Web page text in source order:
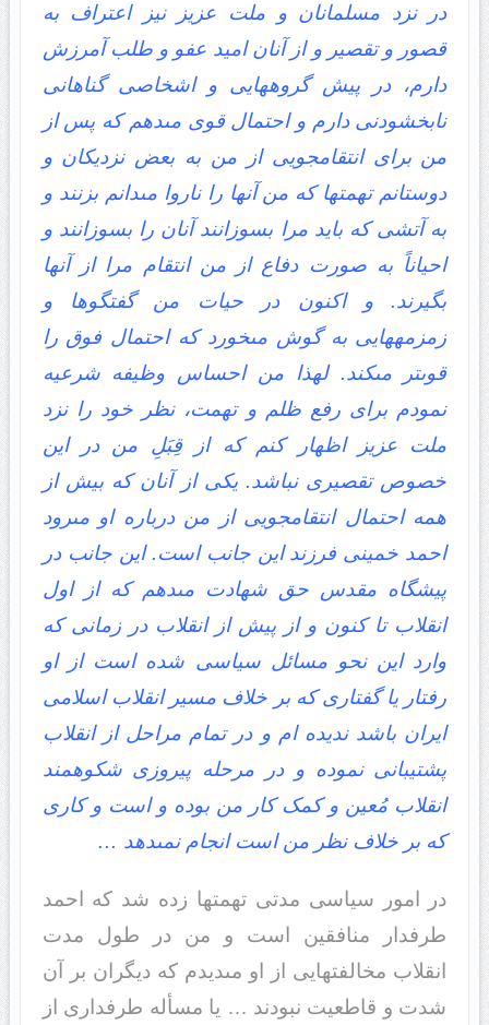
در نزد مسلمانان و ملت عزیز نیز اعتراف به
قصور و تقصیر و از آنان امید عفو و طلب آمرزش
دارم، در پیش گروههایى و اشخاصى گناهانى
نابخشودنى دارم و احتمال قوى مى‏دهم که پس از
من براى انتقامجویى از من به بعض نزدیکان و
دوستانم تهمتها که من آنها را ناروا مى‏دانم بزنند و
به آتشى که باید مرا بسوزانند آنان را بسوزانند و
احیاناً به صورت دفاع از من انتقام مرا از آنها
بگیرند. و اکنون در حیات من گفتگوها و
زمزمه‏هایى به گوش مى‏خورد که احتمال فوق را
قوى‏تر مى‏کند. لهذا من احساس وظیفه شرعیه
نمودم براى رفع ظلم و تهمت، نظر خود را نزد
ملت عزیز اظهار کنم که از قِبَلِ من در این
خصوص تقصیرى نباشد. یکى از آنان که بیش از
همه احتمال انتقامجویى از من درباره او مى‏رود
احمد خمینى فرزند این جانب است. این جانب در
پیشگاه مقدس حق شهادت مى‏دهم که از اول
انقلاب تا کنون و از پیش از انقلاب در زمانى که
وارد این نحو مسائل سیاسى شده است از او
رفتار یا گفتارى که بر خلاف مسیر انقلاب اسلامى
ایران باشد ندیده‏ ام و در تمام مراحل از انقلاب
پشتیبانى نموده و در مرحله پیروزى شکوهمند
انقلاب مُعین و کمک کار من بوده و است و کارى
که بر خلاف نظر من است انجام نمى‏دهد …
در امور سیاسى مدتى تهمتها زده شد که احمد
طرفدار منافقین است و من در طول مدت
انقلاب مخالفتهایى از او مى‏دیدم که دیگران بر آن
شدت و قاطعیت نبودند … یا مسأله طرفدارى از